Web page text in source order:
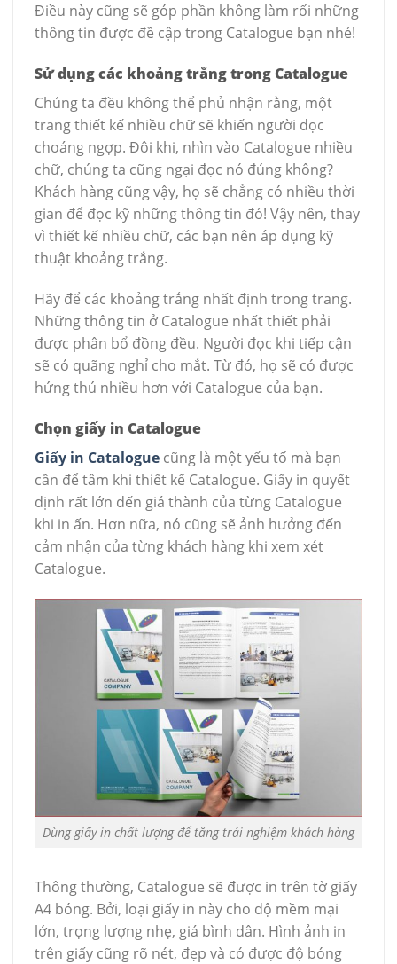
Điều này cũng sẽ góp phần không làm rối những
thông tin được đề cập trong Catalogue bạn nhé!
Sử dụng các khoảng trắng trong Catalogue
Chúng ta đều không thể phủ nhận rằng, một
trang thiết kế nhiều chữ sẽ khiến người đọc
choáng ngợp. Đôi khi, nhìn vào Catalogue nhiều
chữ, chúng ta cũng ngại đọc nó đúng không?
Khách hàng cũng vậy, họ sẽ chẳng có nhiều thời
gian để đọc kỹ những thông tin đó! Vậy nên, thay
vì thiết kế nhiều chữ, các bạn nên áp dụng kỹ
thuật khoảng trắng.
Hãy để các khoảng trắng nhất định trong trang.
Những thông tin ở Catalogue nhất thiết phải
được phân bổ đồng đều. Người đọc khi tiếp cận
sẽ có quãng nghỉ cho mắt. Từ đó, họ sẽ có được
hứng thú nhiều hơn với Catalogue của bạn.
Chọn giấy in Catalogue
Giấy in Catalogue cũng là một yếu tố mà bạn
cần để tâm khi thiết kế Catalogue. Giấy in quyết
định rất lớn đến giá thành của từng Catalogue
khi in ấn. Hơn nữa, nó cũng sẽ ảnh hưởng đến
cảm nhận của từng khách hàng khi xem xét
Catalogue.
Dùng giấy in chất lượng để tăng trải nghiệm khách hàng
Thông thường, Catalogue sẽ được in trên tờ giấy
A4 bóng. Bởi, loại giấy in này cho độ mềm mại
lớn, trọng lượng nhẹ, giá bình dân. Hình ảnh in
trên giấy cũng rõ nét, đẹp và có được độ bóng